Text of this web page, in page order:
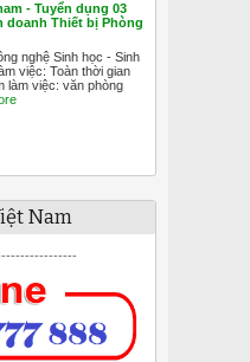
- Tuyển dụng 03
doanh Thiết bị Phòng
nghệ Sinh học - Sinh
việc: Toàn thời gian
làm việc: văn phòng
Nam